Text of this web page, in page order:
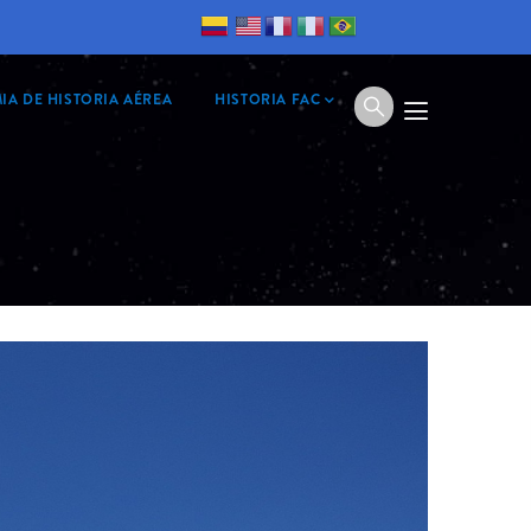
DE HISTORIA AÉREA HISTORIA FAC